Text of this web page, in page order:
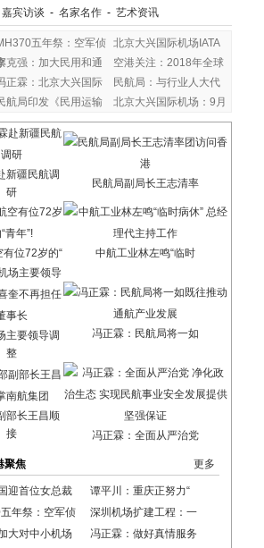
嘉宾访谈 - 名家名作 - 艺术资讯
五年祭：空军侦 北京大兴国际机场IATA
克强：加大民用和通
空港关注：2018年全球
正霖：北京大兴国际
民航局：与行业人大代
航局印发《民用运输
北京大兴国际机场：9月
新疆民航调
研
民航局副局长王志清率
有位72岁的“ 中航工业林左鸣“临时
主要领导调
整
冯正霖：民航局将一如
部长王昌顺
接
冯正霖：全面从严治党
聚焦 更多
迎首位女总裁
谭平川：重庆正努力“
年祭：空军侦
深圳机场扩建工程：一
大对中小机场
冯正霖：做好真情服务